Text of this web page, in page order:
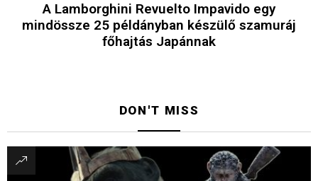
A Lamborghini Revuelto Impavido egy
mindössze 25 példányban készülő szamuráj
főhajtás Japánnak
DON'T MISS